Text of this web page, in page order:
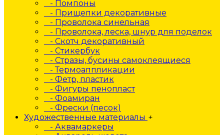
- Помпоны
- Прищепки декоративные
- Проволока синельная
- Проволока, леска, шнур для поделок
- Скотч декоративный
- Стикербук
- Стразы, бусины самоклеящиеся
- Термоаппликации
- Фетр, пластик
- Фигуры пенопласт
- Фоамиран
- Фрески (песок)
Художественные материалы +
- Аквамаркеры